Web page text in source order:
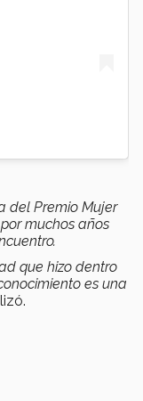
del Premio Mujer
muchos años
que hizo dentro
es una